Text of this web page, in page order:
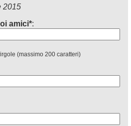
2015
amici*:
(massimo 200 caratteri)